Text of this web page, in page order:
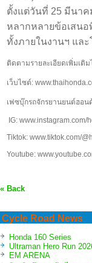
ตั้งแต่วันที่ 25 มีนาค
หลากหลายข้อเสน
ทั้งภายในงานฯ แล
ติดตามรายละเอียดเพิ่มเติม
เว็บไซต์:
เฟซบุ๊กรถจักรยานยนต์ฮอน
IG: www.instagram.com/
Tiktok: www.tiktok.com/
Youtube:
« Back
Cycle Road News
Honda 160 Series
Ultraman Hero Run
EM ARENA